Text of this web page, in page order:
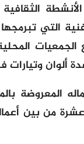
التي
ألوان وتيارات
المعروضة
من بين